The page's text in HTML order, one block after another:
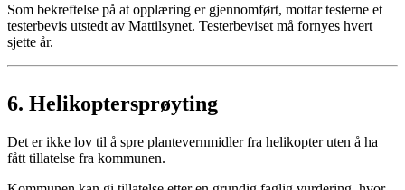
Som bekreftelse på at opplæring er gjennomført, mottar testerne et
testerbevis utstedt av Mattilsynet. Testerbeviset må fornyes hvert
sjette år.
6. Helikoptersprøyting
Det er ikke lov til å spre plantevernmidler fra helikopter uten å ha
fått tillatelse fra kommunen.